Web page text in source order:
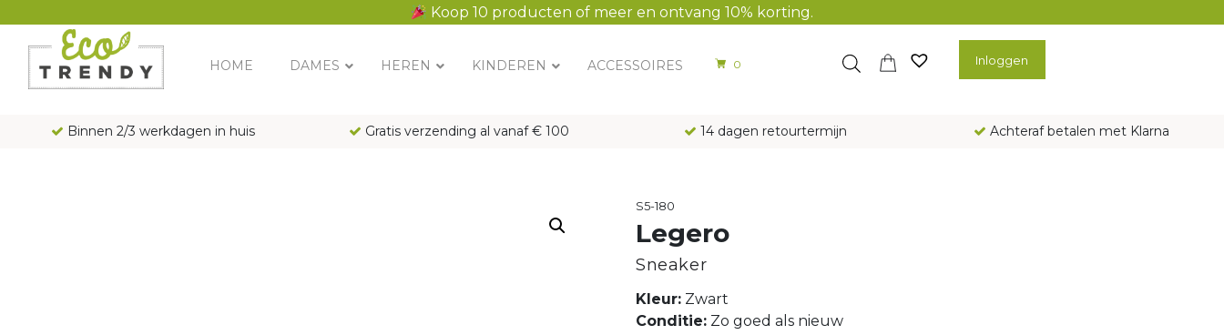
Koop 10 producten of meer en ontvang 10% korting.
Main Navigation
HOME DAMES HEREN KINDEREN ACCESSOIRES 0 Inloggen
Binnen 2/3 werkdagen in huis Gratis verzending al vanaf € 100 14 dagen retourtermijn Achteraf betalen met Klarna
S5-180
Legero
Sneaker
Kleur: Zwart
Conditie: Zo goed als nieuw